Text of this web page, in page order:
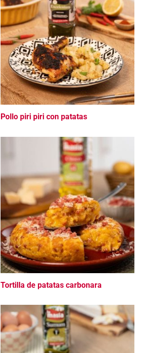
Pollo piri piri con patatas
Tortilla de patatas carbonara